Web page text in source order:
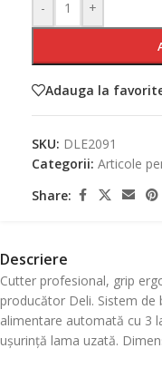
- +
Adauga la
SKU: DLE2091
Categorii: Articole
Share:
Descriere
Cutter profesional, grip
producător Deli. Sistem de
alimentare automată cu 3
ușurință lama uzată.